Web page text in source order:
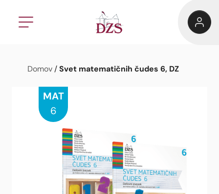
Domov / Svet matematičnih čudes 6, DZ
MAT
6